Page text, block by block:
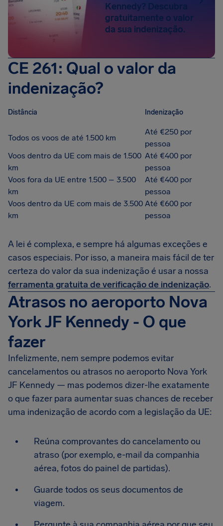
Kennedy? Descubra
gratuitamente o valor
da sua indenização.
CE 261: Qual o valor da
indenização?
Distância Indenização
Todos os voos de até 1.500 km
Até €250 por
pessoa
Voos dentro da UE com mais de 1.500
km
Até €400 por
pessoa
Voos fora da UE entre 1.500 – 3.500
km
Até €400 por
pessoa
Voos dentro da UE com mais de 3.500
km
Até €600 por
pessoa
A lei é complexa, e sempre há algumas exceções e
casos especiais. Por isso, a maneira mais fácil de ter
certeza do valor da sua indenização é usar a nossa
ferramenta gratuita de verificação de indenização.
Atrasos no aeroporto Nova
York JF Kennedy - O que
fazer
Infelizmente, nem sempre podemos evitar
cancelamentos ou atrasos no aeroporto Nova York
JF Kennedy — mas podemos dizer-lhe exatamente
o que fazer para aumentar suas chances de receber
uma indenização de acordo com a legislação da UE:
Reúna comprovantes do cancelamento ou
atraso (por exemplo, e-mail da companhia
aérea, fotos do painel de partidas).
Guarde todos os seus documentos de
viagem.